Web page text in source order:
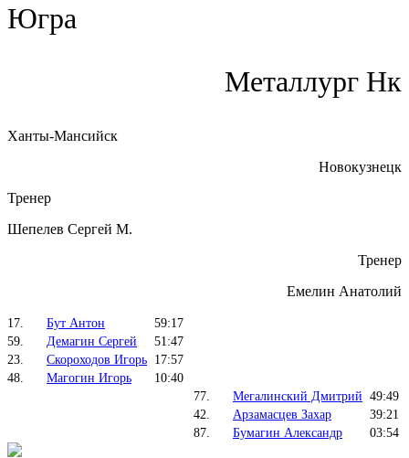
Югра
Металлург Нк
Ханты-Мансийск
Новокузнецк
Тренер
Шепелев Сергей М.
Тренер
Емелин Анатолий
17. Бут Антон
59:17
59.
Демагин Сергей
51:47
23.
Скороходов Игорь 17:57
48.
Магогин Игорь
10:40
77.
Мегалинский Дмитрий 49:49
42.
Арзамасцев Захар
39:21
87.
Бумагин Александр 03:54